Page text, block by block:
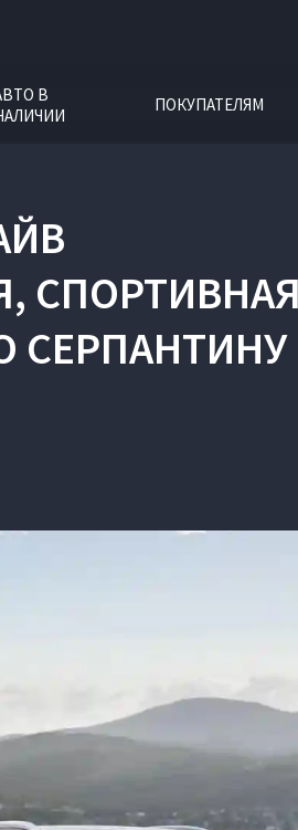
В
ПОКУПАТЕЛЯМ
СЕРПАНТИНУ